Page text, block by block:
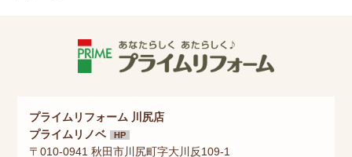
プライムリフォーム 川尻店
プライムリノベ
HP
〒010-0941 秋田市川尻町字大川反109-1